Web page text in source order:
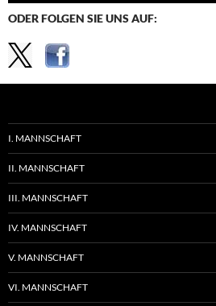
ODER FOLGEN SIE UNS AUF:
I. MANNSCHAFT
II. MANNSCHAFT
III. MANNSCHAFT
IV. MANNSCHAFT
V. MANNSCHAFT
VI. MANNSCHAFT